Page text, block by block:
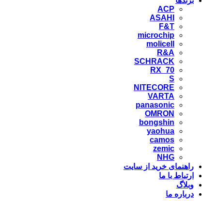
ACP
ASAHI
F&T
microchip
molicell
R&A
SCHRACK
RX_70
S
NITECORE
VARTA
panasonic
OMRON
bongshin
yaohua
camos
zemic
NHG
راهنمای خرید از سایت
ارتباط با ما
وبلاگ
درباره ما